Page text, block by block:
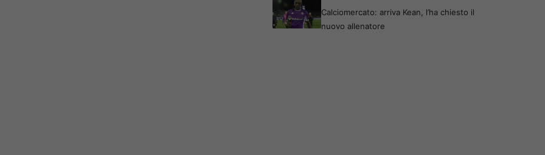
Calciomercato: arriva Kean, l’ha chiesto il
nuovo allenatore